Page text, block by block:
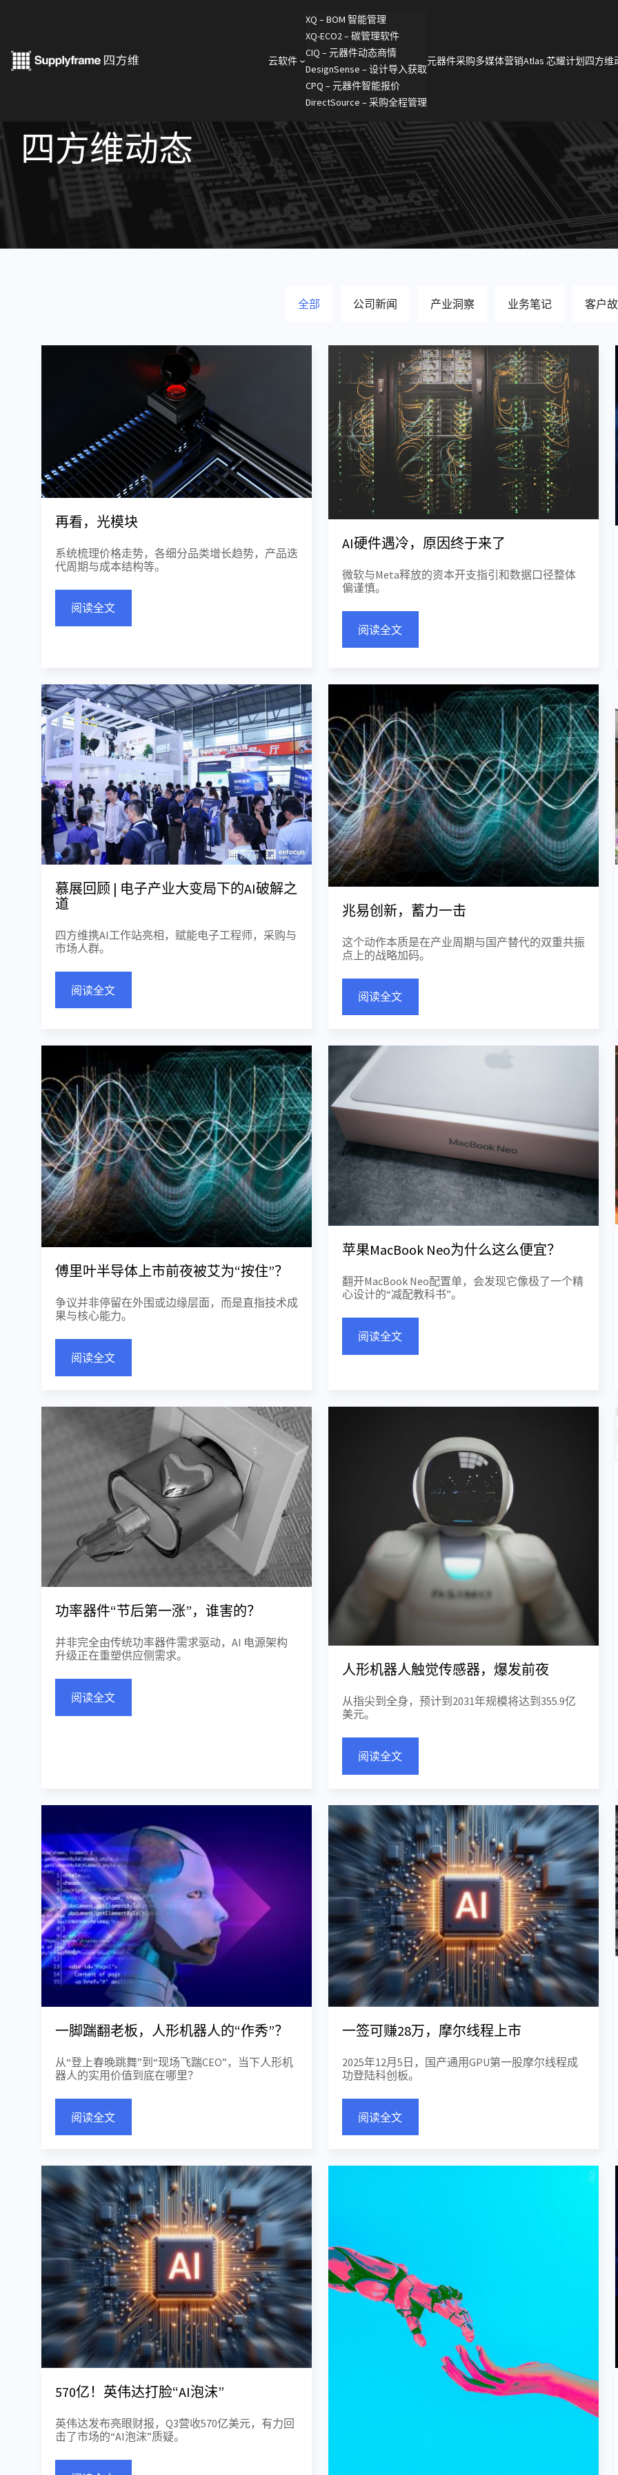
云软件
XQ – BOM 智能管理
XQ-ECO2 – 碳管理软件
CIQ – 元器件动态商情
DesignSense – 设计导入获取
CPQ – 元器件智能报价
DirectSource – 采购全程管理
元器件采购多媒体营销Atlas 芯耀计划四方维
四方维动态
全部 公司新闻 产业洞察 业务笔记 客户
再看，光模块
系统梳理价格走势，各细分品类增长趋势，产品迭
代周期与成本结构等。
阅读全文
AI硬件遇冷，原因终于来了
微软与Meta释放的资本开支指引和数据口径整体
偏谨慎。
阅读全文
慕展回顾 | 电子产业大变局下的AI破解之
道
四方维携AI工作站亮相，赋能电子工程师，采购与
市场人群。
阅读全文
兆易创新，蓄力一击
这个动作本质是在产业周期与国产替代的双重共振
点上的战略加码。
阅读全文
傅里叶半导体上市前夜被艾为“按住”？
争议并非停留在外围或边缘层面，而是直指技术成
果与核心能力。
阅读全文
苹果MacBook Neo为什么这么便宜？
翻开MacBook Neo配置单，会发现它像极了一个精
心设计的“减配教科书”。
阅读全文
功率器件“节后第一涨”，谁害的？
并非完全由传统功率器件需求驱动，AI 电源架构
升级正在重塑供应侧需求。
阅读全文
人形机器人触觉传感器，爆发前夜
从指尖到全身，预计到2031年规模将达到355.9亿
美元。
阅读全文
一脚踹翻老板，人形机器人的“作秀”？
从“登上春晚跳舞”到“现场飞踹CEO”，当下人形机
器人的实用价值到底在哪里？
阅读全文
一签可赚28万，摩尔线程上市
2025年12月5日，国产通用GPU第一股摩尔线程成
功登陆科创板。
阅读全文
570亿！英伟达打脸“AI泡沫”
英伟达发布亮眼财报，Q3营收570亿美元，有力回
击了市场的“AI泡沫”质疑。